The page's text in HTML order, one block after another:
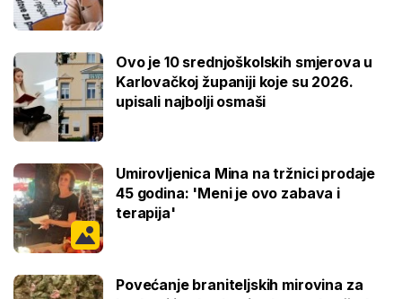
Ovo je 10 srednjoškolskih smjerova u
Karlovačkoj županiji koje su 2026.
upisali najbolji osmaši
Umirovljenica Mina na tržnici prodaje
45 godina: 'Meni je ovo zabava i
terapija'
Povećanje braniteljskih mirovina za